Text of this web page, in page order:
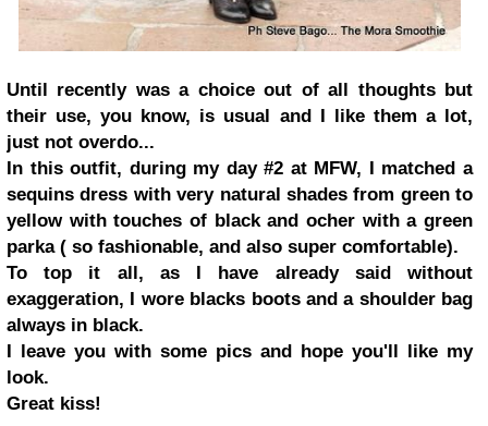
Until recently was a choice out of all thoughts but
their use, you know, is usual and I like them a lot,
just not overdo...
In this outfit, during my day #2 atMFW, I matched a
sequins dress withvery natural shades from green to
yellow with touches of black and ocher with a green
parka ( so fashionable, and also super comfortable).
To
top it all, as I have already said
without
exaggeration, I wore blacks boots and a shoulder bag
always in black.
I leave you with some pics and hope you'll like my
look.
Great kiss!